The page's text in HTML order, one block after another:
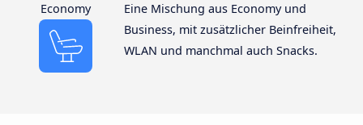
Economy
Eine Mischung aus Economy und
Business, mit zusätzlicher Beinfreiheit,
WLAN und manchmal auch Snacks.